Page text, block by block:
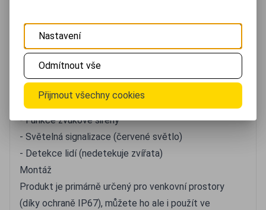
- Tichý režím alarmu v noci
Funkce
- Solární napájení
- 3 Režimy alarmu
- Integrovaná nabíjecí baterie (výdrž až 60 dnů)
- Funkce zvukové sirény
- Světelná signalizace (červené světlo)
- Detekce lidí (nedetekuje zvířata)
Montáž
Produkt je primárně určený pro venkovní prostory
(díky ochraně IP67), můžete ho ale i použít ve
Nastavení
Odmítnout vše
Přijmout všechny cookies